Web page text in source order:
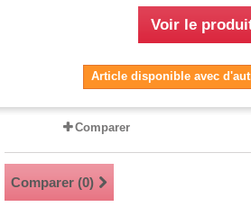
Voir le
Article disponible avec
Comparer
Comparer (0)